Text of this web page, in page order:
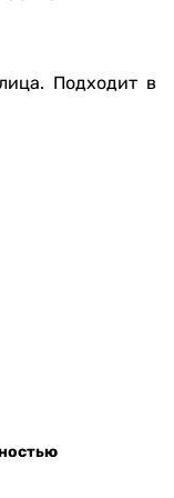
Подходит в